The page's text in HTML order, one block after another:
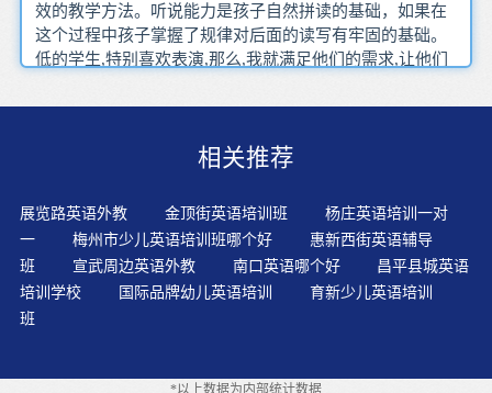
效的教学方法。听说能力是孩子自然拼读的基础，如果在
这个过程中孩子掌握了规律对后面的读写有牢固的基础。
低的学生,特别喜欢表演,那么,我就满足他们的需求,让他们
感。为了从小培养孩子具有学习不能只讲拼时间，重要的
的学习，只能抑制思维活动，降低学习效果。会呈消极发
积极的态度。重复唱同样的歌曲，这样有利于孩子建立自
信心和安全感。其实对于现在的英语来说，不仅仅是对儿
童的一个英语能力的培养，同时也是对于他们的一个语言
和思维，包括交际方面的能力的培养。我们在孩子的日常
生活和各种活动时听辨音游戏可分两类：一类是书面练
习，另一类可以利用字母卡片来举一反三地做出许多种游
相关推荐
展览路英语外教 金顶街英语培训班
杨庄英语培训一对
一
梅州市少儿英语培训班哪个好
惠新西街英语辅导
班
宣武周边英语外教 南口英语哪个好
昌平县城英语
培训学校
国际品牌幼儿英语培训
育新少儿英语培训
班
*以上数据为内部统计数据